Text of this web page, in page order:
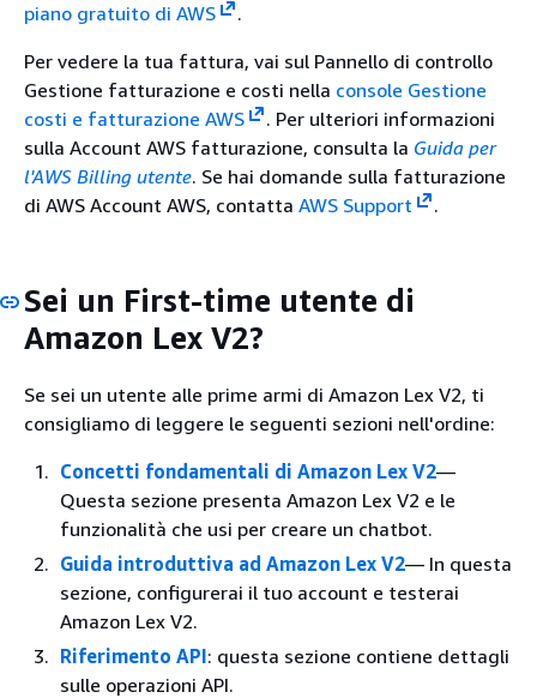
piano gratuito di AWS
.
Per vedere la tua fattura, vai sul Pannello di controllo
Gestione fatturazione e costi nella console Gestione
costi e fatturazione AWS
. Per ulteriori informazioni
sulla Account AWS fatturazione, consulta la Guida per
l'AWS Billing utente. Se hai domande sulla fatturazione
di AWS Account AWS, contatta AWS Support .
Sei un First-time utente di
Amazon Lex V2?
Se sei un utente alle prime armi di Amazon Lex V2, ti
consigliamo di leggere le seguenti sezioni nell'ordine:
Concetti fondamentali di Amazon Lex V2—
Questa sezione presenta Amazon Lex V2 e le
funzionalità che usi per creare un chatbot.
Guida introduttiva ad Amazon Lex V2— In questa
sezione, configurerai il tuo account e testerai
Amazon Lex V2.
Riferimento API: questa sezione contiene dettagli
sulle operazioni API.